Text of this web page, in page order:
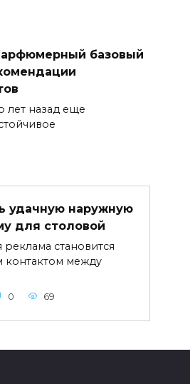
базовый
лет назад еще
удачную наружную
для столовой
становится
контактом между
0 69